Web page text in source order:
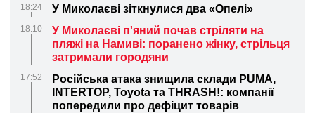
18:24 У Миколаєві зіткнулися два «Опелі»
18:10
У Миколаєві п'яний почав стріляти на
пляжі на Намиві: поранено жінку, стрільця
затримали городяни
17:52
Російська атака знищила склади PUMA,
INTERTOP, Toyota та THRASH!: компанії
попередили про дефіцит товарів